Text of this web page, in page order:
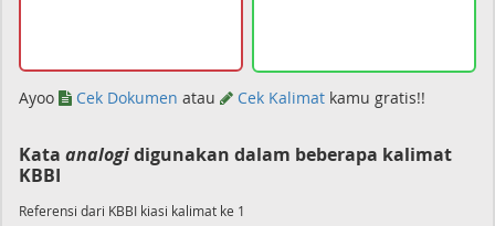
Ayoo Cek Dokumen atau Cek Kalimat kamu gratis!!
Kata analogidigunakan dalam beberapa kalimat
KBBI
Referensi dari KBBI kiasi kalimat ke 1